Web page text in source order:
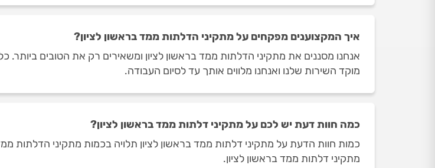
איך המקצוענים מפקחים על מתקיני הדלתות ממד בראשון לציון?
אנחנו מסננים את מתקיני הדלתות ממד בראשון לציון ומשאירים רק את הטובים ביותר.
מוקד השירות שלנו ואנחנו מלווים אותך עד לסיום העבודה.
כמה חוות דעת יש לכם על מתקיני דלתות ממד בראשון לציון?
מתקיני דלתות ממד בראשון לציון.